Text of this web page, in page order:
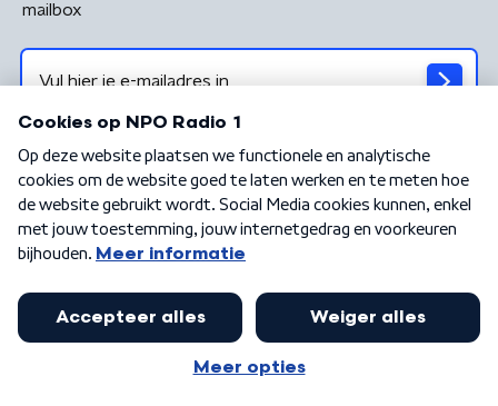
mailbox
Algemene voorwaarden Privacybeleid